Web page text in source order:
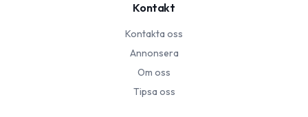
Kontakt
Kontakta oss
Annonsera
Om oss
Tipsa oss